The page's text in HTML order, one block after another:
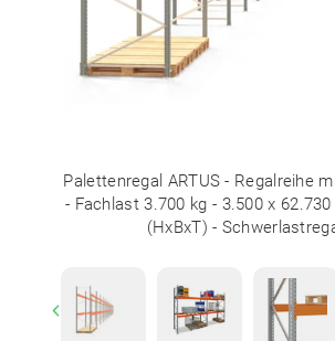
Palettenregal ARTUS - Regalreihe
- Fachlast 3.700 kg - 3.500 x
(HxBxT) -
Previous